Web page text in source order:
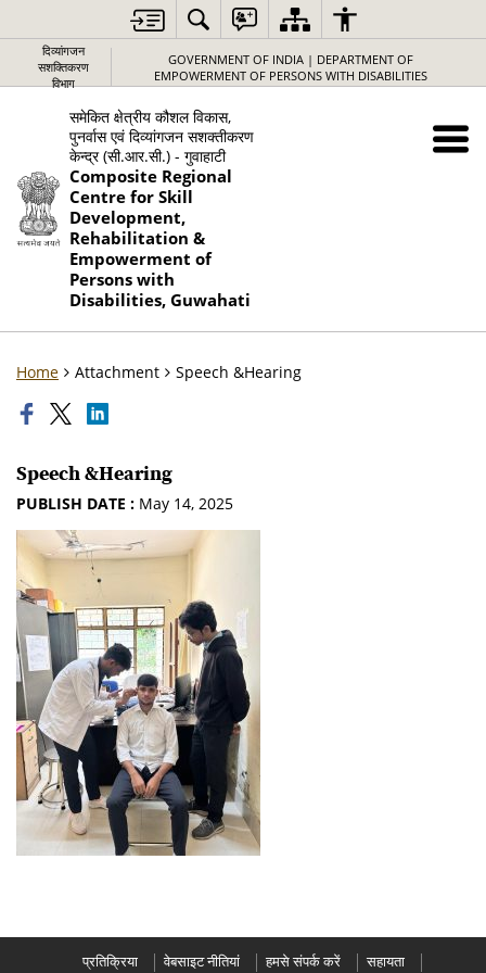
दिव्यांगजन
सशक्तिकरण
विभाग
GOVERNMENT OF INDIA | DEPARTMENT OF
EMPOWERMENT OF PERSONS WITH DISABILITIES
समेकित क्षेत्रीय कौशल विकास,
पुनर्वास एवं दिव्यांगजन सशक्तीकरण
केन्द्र (सी.आर.सी.) - गुवाहाटी
Composite Regional
Centre for Skill
Development,
Rehabilitation &
Empowerment of
Persons with
Disabilities, Guwahati
Home Attachment Speech &Hearing
Speech &Hearing
PUBLISH DATE : May 14, 2025
प्रतिक्रिया वेबसाइट नीतियां हमसे संपर्क करें सहायता